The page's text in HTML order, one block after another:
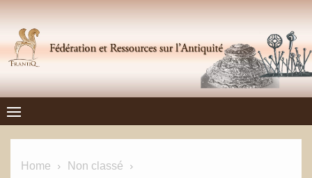
content
Frantiq
FÉDÉRATION ET RESSOURCES SUR L'ANTIQUITÉ
Home
Non classé